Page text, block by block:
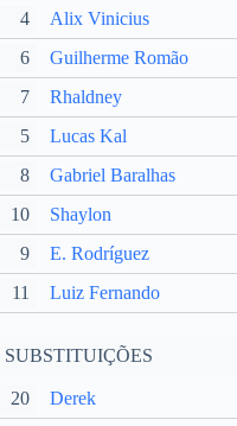
4 Alix Vinicius
6 Guilherme Romão
7 Rhaldney
5 Lucas Kal
8 Gabriel Baralhas
10 Shaylon
9 E. Rodríguez
11 Luiz Fernando
SUBSTITUIÇÕES
20 Derek